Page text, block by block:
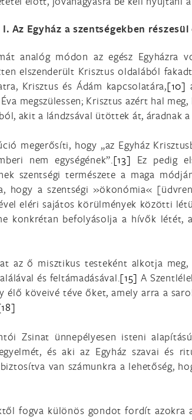
I. Az Egyház a szentségekben
analóg módon az egész Egyházra
elszenderült Krisztus oldalából
Krisztus és Ádám kapcsolatára,[10]
megszülessen; Krisztus azért hal
akit a lándzsával ütöttek át, áradnak
megerősíti, hogy „az Egyház
nem egységének”.[13] Ez pedig
szentségi természete a maga
hogy a szentségi »ökonómia«
eléri sajátos körülmények közötti
konkrétan befolyásolja a hívők
az ő misztikus testeként alkotja
és feltámadásával.[15] A
élő köveivé téve őket, amely arra a
Zsinat ünnepélyesen isteni
és aki az Egyház szavai és
van számunkra a lehetőség,
fogva különös gondot fordít